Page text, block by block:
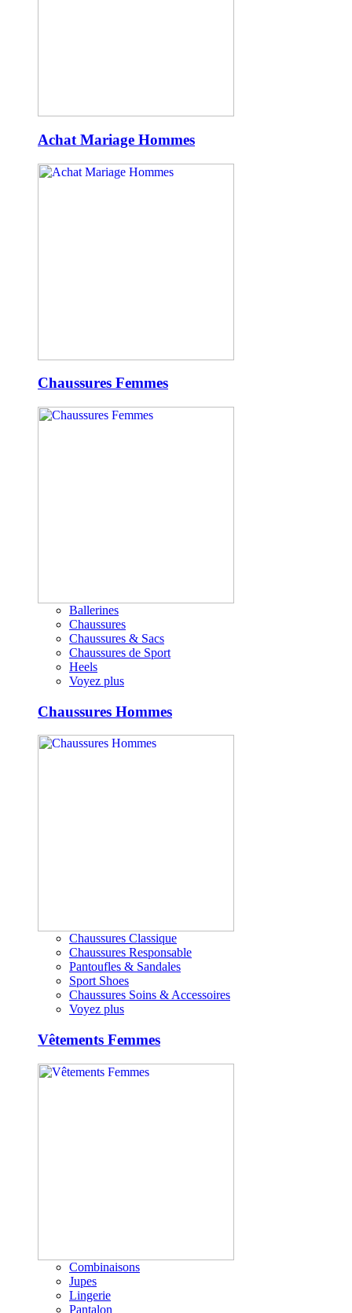
Achat Mariage Hommes
Chaussures Femmes
Ballerines
Chaussures
Chaussures & Sacs
Chaussures de Sport
Heels
Voyez plus
Chaussures Hommes
Chaussures Classique
Chaussures Responsable
Pantoufles & Sandales
Sport Shoes
Chaussures Soins & Accessoires
Voyez plus
Vêtements Femmes
Combinaisons
Jupes
Lingerie
Pantalon